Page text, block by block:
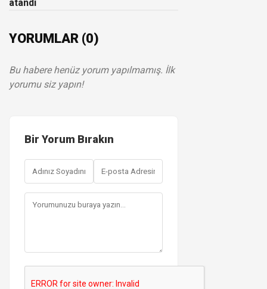
atandı
YORUMLAR (0)
Bu habere henüz yorum yapılmamış. İlk
yorumu siz yapın!
Bir Yorum Bırakın